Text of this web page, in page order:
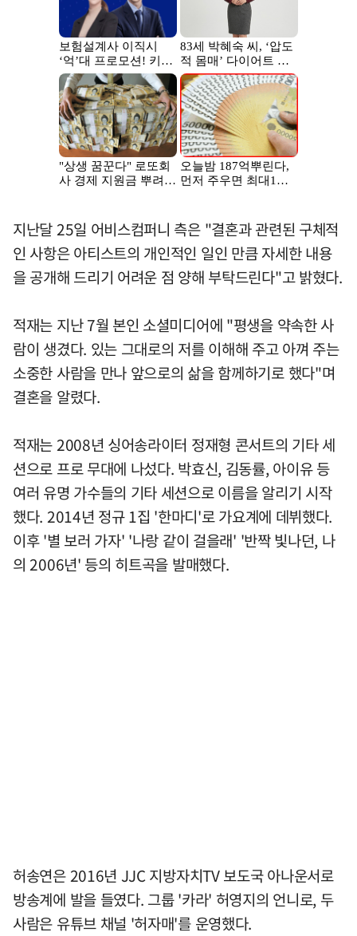
지난달 25일 어비스컴퍼니 측은 "결혼과 관련된 구체적
인 사항은 아티스트의 개인적인 일인 만큼 자세한 내용
을 공개해 드리기 어려운 점 양해 부탁드린다"고 밝혔다.
적재는 지난 7월 본인 소셜미디어에 "평생을 약속한 사
람이 생겼다. 있는 그대로의 저를 이해해 주고 아껴 주는
소중한 사람을 만나 앞으로의 삶을 함께하기로 했다"며
결혼을 알렸다.
적재는 2008년 싱어송라이터 정재형 콘서트의 기타 세
션으로 프로 무대에 나섰다. 박효신, 김동률, 아이유 등
여러 유명 가수들의 기타 세션으로 이름을 알리기 시작
했다. 2014년 정규 1집 '한마디'로 가요계에 데뷔했다.
이후 '별 보러 가자' '나랑 같이 걸을래' '반짝 빛나던, 나
의 2006년' 등의 히트곡을 발매했다.
허송연은 2016년 JJC 지방자치TV 보도국 아나운서로
방송계에 발을 들였다. 그룹 '카라' 허영지의 언니로, 두
사람은 유튜브 채널 '허자매'를 운영했다.